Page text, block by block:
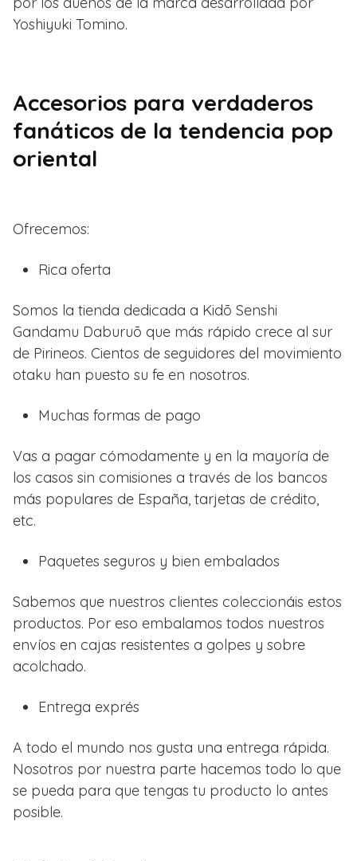
Yoshiyuki Tomino.
Accesorios para verdaderos
fanáticos de la tendencia pop
oriental
Ofrecemos:
Rica oferta
Somos la tienda dedicada a Kidō Senshi
Gandamu Daburuō que más rápido crece al sur
de Pirineos. Cientos de seguidores del movimiento
otaku han puesto su fe en nosotros.
Muchas formas de pago
Vas a pagar cómodamente y en la mayoría de
los casos sin comisiones a través de los bancos
más populares de España, tarjetas de crédito,
etc.
Paquetes seguros y bien embalados
Sabemos que nuestros clientes coleccionáis estos
productos. Por eso embalamos todos nuestros
envíos en cajas resistentes a golpes y sobre
acolchado.
Entrega exprés
A todo el mundo nos gusta una entrega rápida.
Nosotros por nuestra parte hacemos todo lo que
se pueda para que tengas tu producto lo antes
posible.